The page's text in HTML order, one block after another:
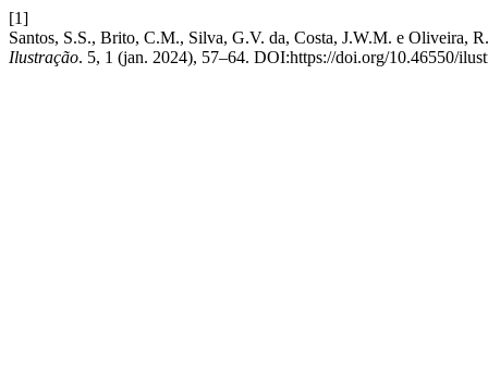
[1]
Santos, S.S., Brito, C.M., Silva, G.V. da, Costa, J.W.M. e
Ilustração. 5, 1 (jan. 2024), 57–64. DOI:https://doi.org/10.46550/